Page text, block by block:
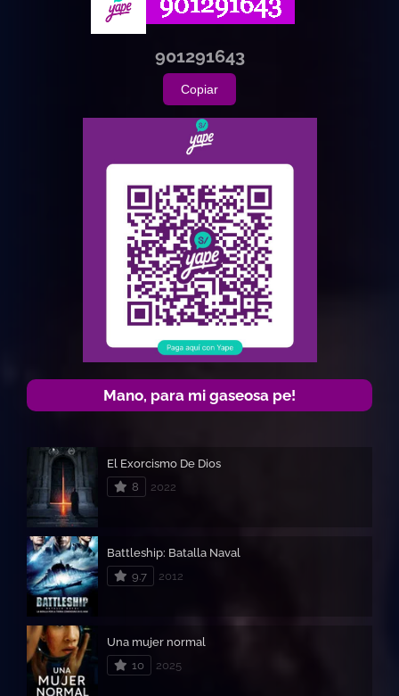
901291643
Copiar
Mano, para mi gaseosa pe!
El Exorcismo De Dios
8
2022
Battleship: Batalla Naval
9.7
2012
Una mujer normal
10
2025